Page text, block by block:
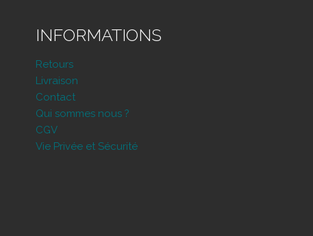
INFORMATIONS
Retours
Livraison
Contact
Qui sommes nous ?
CGV
Vie Privée et Sécurité